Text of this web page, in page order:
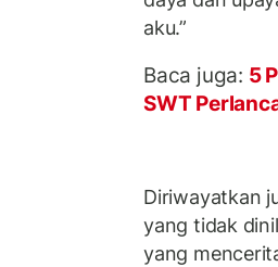
aku.”
Baca juga: 5
SWT
Diriwayatkan
yang tidak
yang